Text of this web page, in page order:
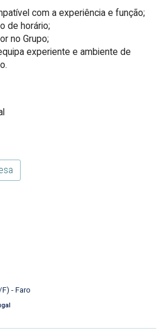
com a experiência e função;
de horário;
no Grupo;
experiente e ambiente de
- Faro